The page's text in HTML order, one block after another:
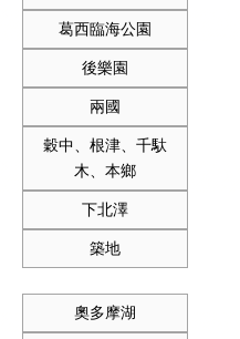
葛西臨海公園
後樂園
兩國
穀中、根津、千馱
木、本鄉
下北澤
築地
奧多摩湖